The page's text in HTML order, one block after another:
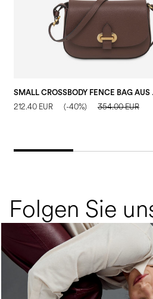
SMALL
212.40 EUR (-40%) 354.00 EUR
Folgen Sie